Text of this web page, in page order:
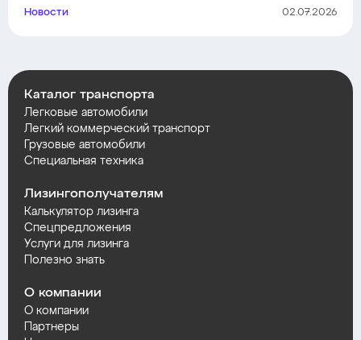
Новости 02.07.2026
Каталог транспорта
Легковые автомобили
Легкий коммерческий транспорт
Грузовые автомобили
Специальная техника
Лизингополучателям
Калькулятор лизинга
Спецпредложения
Услуги для лизинга
Полезно знать
О компании
О компании
Партнеры